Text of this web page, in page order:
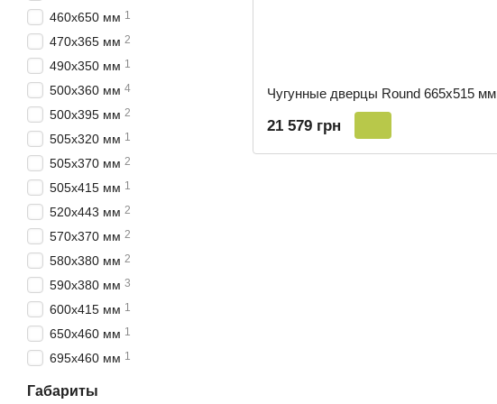
Чугунные дверцы Round 665x515 мм
21 579 грн
460х650 мм 1
470х365 мм 2
490х350 мм 1
500х360 мм 4
500х395 мм 2
505х320 мм 1
505х370 мм 2
505х415 мм 1
520х443 мм 2
570х370 мм 2
580х380 мм 2
590х380 мм 3
600х415 мм 1
650x460 мм 1
695х460 мм 1
Габариты